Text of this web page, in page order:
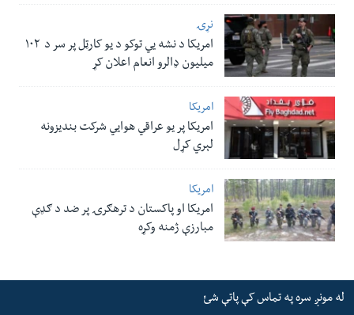
نړۍ
امریکا د نشه یي توکو د یو کارټل پر سر د ۱۰۲
میلیون ډالرو انعام اعلان کړ
امریکا
امریکا پر یو عراقي هوایي شرکت بندیزونه
لېري کړل
امریکا
امریکا او پاکستان د ترهګرۍ پر ضد د ګډې
مبارزې ژمنه وکړه
له مونږ سره په تماس کې پاتې شئ